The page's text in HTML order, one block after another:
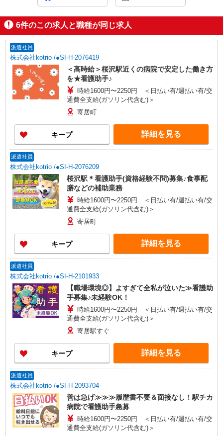
6件のこの求人と職種が同じ求人
派遣社員
株式会社kotrio /●SI-H-2076419
＜高時給＞桜沢駅近くの病院で安定した働き方
を★看護助手♪
時給1600円〜2250円 ＜日払い有/週払い有/交
通費全支給(ガソリン代含む)＞
寄居町
キープ 詳細を見る
派遣社員
株式会社kotrio /●SI-H-2076209
桜沢駅＊看護助手(資格経験不問)募集♪食事配
膳などの補助業務
時給1600円〜2250円 ＜日払い有/週払い有/交
通費全支給(ガソリン代含む)＞
寄居町
キープ 詳細を見る
派遣社員
株式会社kotrio /●SI-H-2101933
【職場環境◎】よすぎて全私が泣いた≫看護助
手募集♪未経験OK！
時給1600円〜2250円 ＜日払い有/週払い有/交
通費全支給(ガソリン代含む)＞
寄居駅すぐ
キープ 詳細を見る
派遣社員
株式会社kotrio /●SI-H-2093704
善は急げ≫≫≫履歴書不要＆面接なし！駅チカ
病院で看護助手急募
時給1600円〜2250円 ＜日払い有/週払い有/交
通費全支給(ガソリン代含む)＞